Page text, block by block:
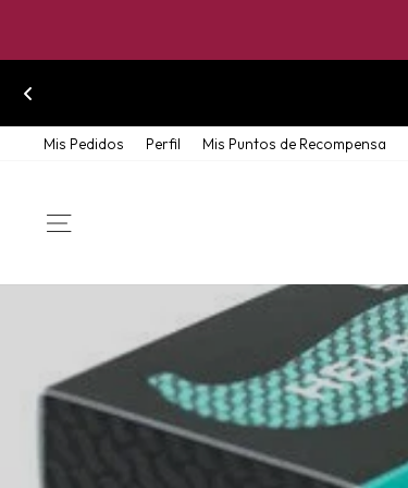
Mis Pedidos Perfil Mis Puntos de Recompensa